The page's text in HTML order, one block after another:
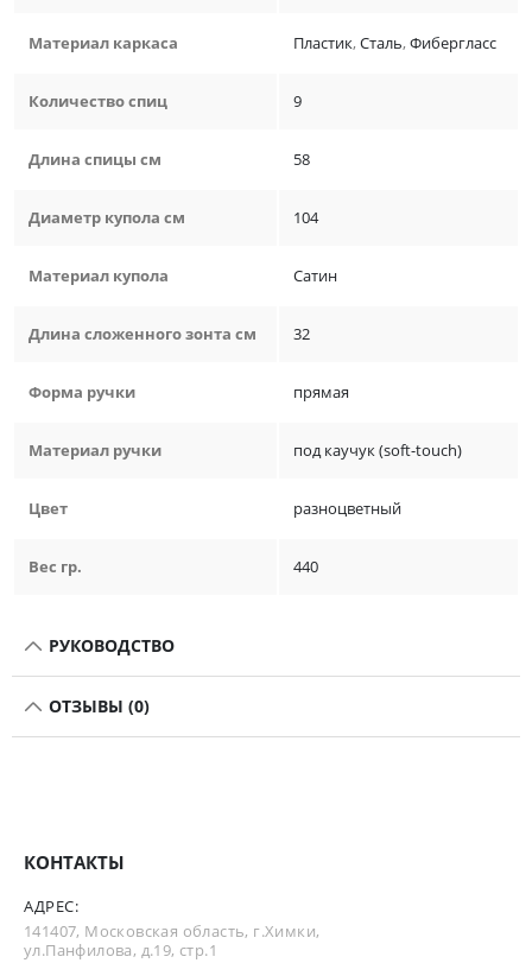
Материал каркаса Пластик,Сталь,Фибергласс
Количество спиц 9
Длина спицы см 58
Диаметр купола см 104
Материал купола Сатин
Длина сложенного зонта см 32
Форма ручки прямая
Материал ручки под каучук (soft-touch)
Цвет разноцветный
Вес гр. 440
РУКОВОДСТВО
ОТЗЫВЫ (0)
КОНТАКТЫ
АДРЕС:
141407, Московская область, г.Химки,
ул.Панфилова, д.19, стр.1